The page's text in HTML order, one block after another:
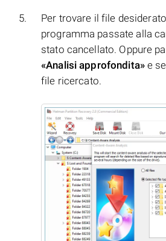
Per trovare il file
programma passate alla
stato cancellato. Oppure
«Analisi approfondita»e
file ricercato.